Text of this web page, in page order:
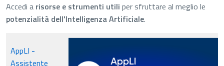
Accedi a risorse e strumenti utili per sfruttare al meglio le
potenzialità dell'Intelligenza Artificiale.
AppLI -
Assistente